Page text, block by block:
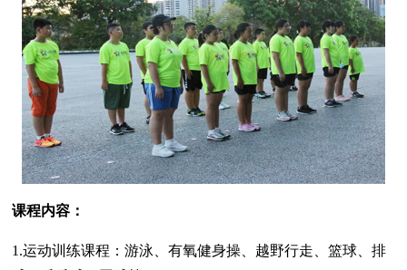
课程内容：
1.运动训练课程：游泳、有氧健身操、越野行走、篮球、排